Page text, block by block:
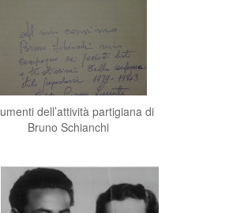
dell’attività partigiana di
Bruno Schianchi